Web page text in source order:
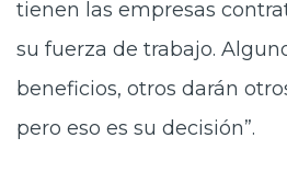
tienen las empresas
su fuerza de trabajo.
beneficios, otros darán
pero eso es su decisión”.